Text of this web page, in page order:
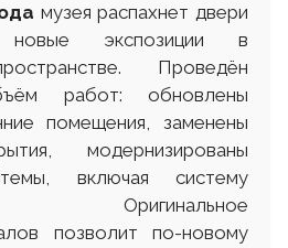
музея распахнет двери
экспозиции в
Проведён
работ: обновлены
помещения, заменены
модернизированы
включая систему
Оригинальное
позволит по-новому